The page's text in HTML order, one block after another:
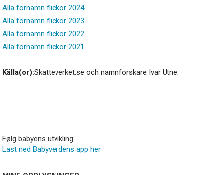
Alla förnamn flickor 2024
Alla förnamn flickor 2023
Alla förnamn flickor 2022
Alla förnamn flickor 2021
Källa(or):Skatteverket.se och namnforskare Ivar Utne.
Følg babyens utvikling:
Last ned Babyverdens app her